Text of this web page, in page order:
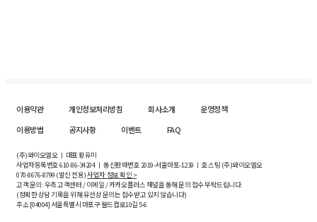
이용약관 개인정보처리방침 회사소개
운영정책
이용방법
공지사항 이벤트 FAQ
(주)와이오엘오 ㅣ 대표 황유미
사업자등록번호610-86-34204ㅣ 통신판매번호 2019-서울마포-1239 ㅣ 호스팅 (주)와이오엘오
070-8676-8799 (발신 전용)사업자 정보 확인 >
고객 문의: 우측 고객센터 / 이메일 / 카카오플러스 채널을 통해 문의 접수 부탁드립니다.
(정확한 상담 기록을 위해 유선상 문의는 접수받고 있지 않습니다)
주소 [04004] 서울특별시 마포구 월드컵로10길5-6